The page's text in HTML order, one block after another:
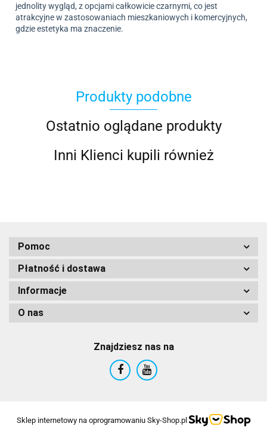
jednolity wygląd, z opcjami całkowicie czarnymi, co jest
atrakcyjne w zastosowaniach mieszkaniowych i komercyjnych,
gdzie estetyka ma znaczenie.
Produkty podobne
Ostatnio oglądane produkty
Inni Klienci kupili również
Pomoc
Płatność i dostawa
Informacje
O nas
Znajdziesz nas na
Sklep internetowy na oprogramowaniu Sky-Shop.pl